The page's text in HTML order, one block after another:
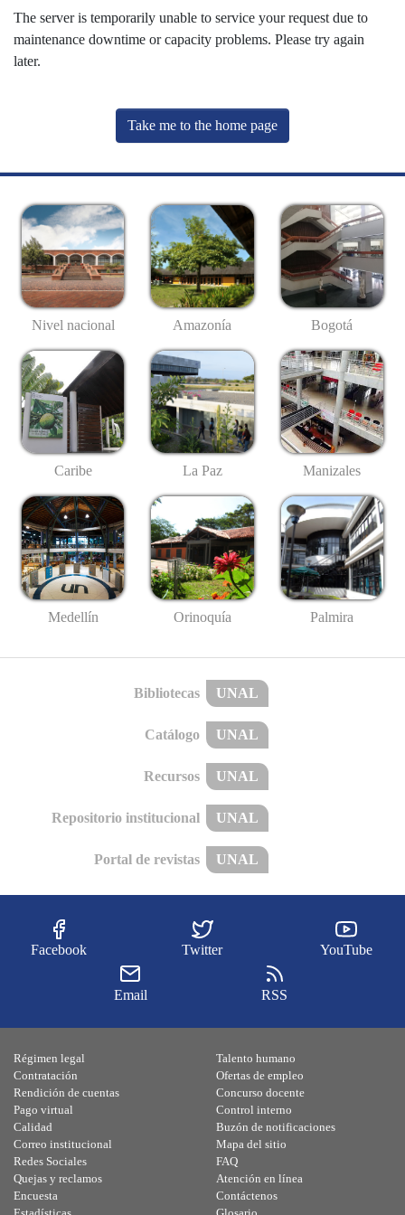
The server is temporarily unable to service your request due to
maintenance downtime or capacity problems. Please try again
later.
Take me to the home page
Nivel nacional Amazonía Bogotá
Caribe La Paz Manizales
Medellín Orinoquía Palmira
Bibliotecas UNAL
Catálogo UNAL
Recursos UNAL
Repositorio institucional UNAL
Portal de revistas UNAL
Facebook Twitter YouTube
Email RSS
Régimen legal
Contratación
Rendición de cuentas
Pago virtual
Calidad
Talento humano
Ofertas de empleo
Concurso docente
Control interno
Buzón de notificaciones
Correo institucional
Redes Sociales
Quejas y reclamos
Encuesta
Mapa del sitio
FAQ
Atención en línea
Contáctenos